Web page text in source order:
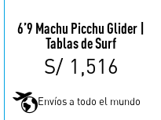
6’9 Machu Picchu Glider |
Tablas de Surf
S/ 1,516
Envíos a todo el mundo